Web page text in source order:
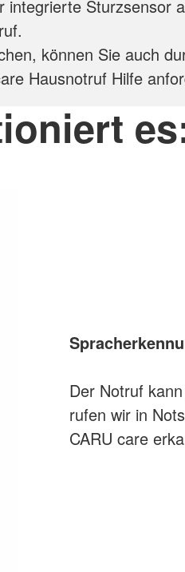
integrierte Sturzsensor
können Sie auch
Hausnotruf Hilfe
Der Notruf
rufen wir in
CARU care